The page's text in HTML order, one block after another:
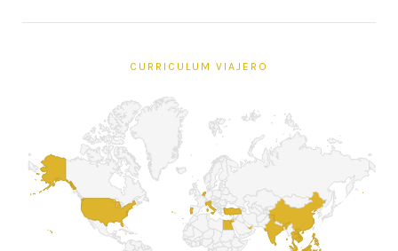
CURRICULUM VIAJERO